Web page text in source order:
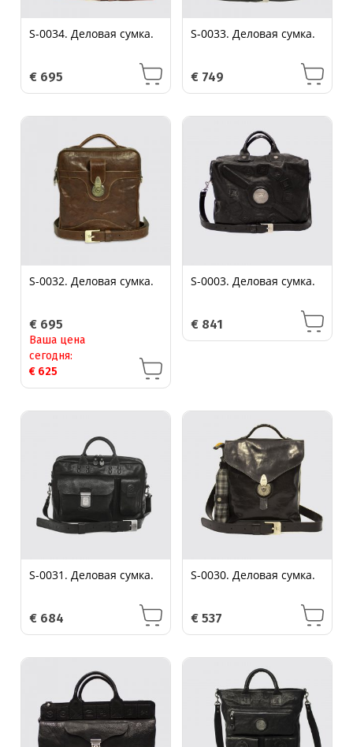
S-0034. Деловая сумка.
€ 695
S-0033. Деловая сумка.
€ 749
S-0032. Деловая сумка.
€ 695
Ваша цена
сегодня:
€ 625
S-0003. Деловая сумка.
€ 841
S-0031. Деловая сумка.
€ 684
S-0030. Деловая сумка.
€ 537